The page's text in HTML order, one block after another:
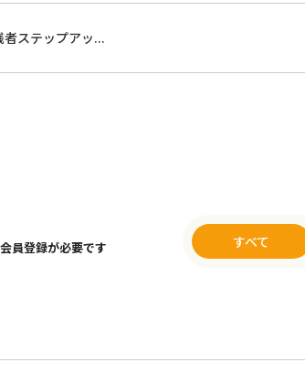
ステップアッ...
員登録が必要です すべて